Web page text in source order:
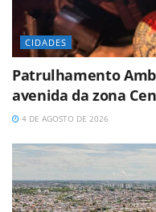
CIDADES
Patrulhamento
avenida da zona
4 DE AGOSTO DE 2026